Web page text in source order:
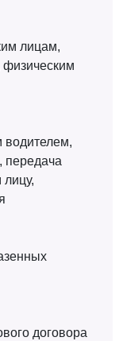
лицам,
водителем,
передача
договора